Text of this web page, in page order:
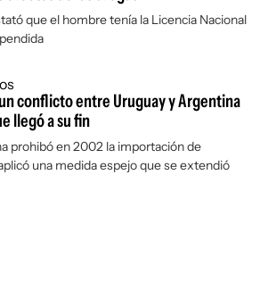
que el hombre tenía la Licencia Nacional
conflicto entre Uruguay y Argentina
llegó a su fin
prohibó en 2002 la importación de
una medida espejo que se extendió